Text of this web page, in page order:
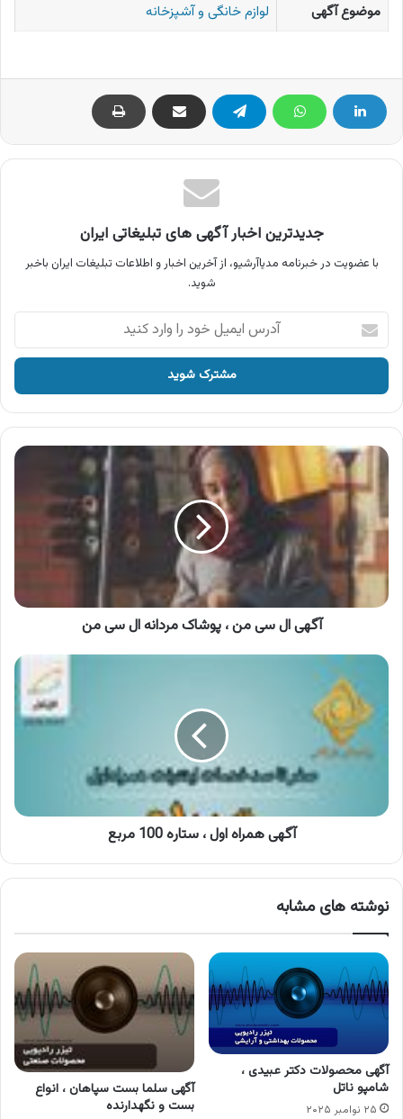
موضوع آگهی
لوازم خانگی و آشپزخانه
جدیدترین اخبار آگهی های تبلیغاتی ایران
با عضویت در خبرنامه مدیاآرشیو، از آخرین اخبار و اطلاعات تبلیغات ایران باخبر
شوید.
آدرس
ایمیل
خود
وارد
کنید
آگهی
ال
سی
،
پوشاک
مردانه
سی
آگهی ال سی من ، پوشاک مردانه ال سی من
آگهی
100
آگهی همراه اول ، ستاره 100 مربع
نوشته های مشابه
آگهی محصولات دکتر عبیدی ،
شامپو ناتل
۲۵ نوامبر ۲۰۲۵
آگهی سلما بست سپاهان ، انواع
بست و نگهدارنده